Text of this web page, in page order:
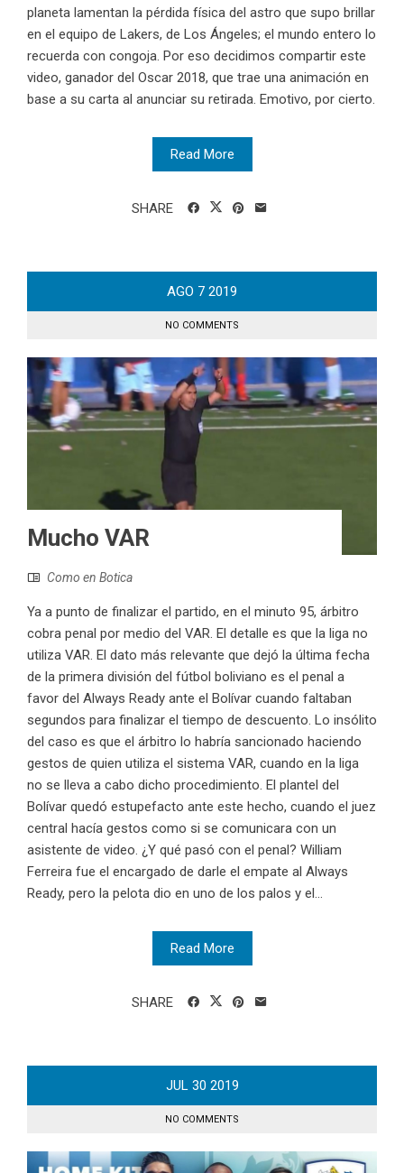
planeta lamentan la pérdida física del astro que supo brillar
en el equipo de Lakers, de Los Ángeles; el mundo entero lo
recuerda con congoja. Por eso decidimos compartir este
video, ganador del Oscar 2018, que trae una animación en
base a su carta al anunciar su retirada. Emotivo, por cierto.
Read More
SHARE
AGO 7 2019
NO COMMENTS
Mucho VAR
Como en Botica
Ya a punto de finalizar el partido, en el minuto 95, árbitro
cobra penal por medio del VAR. El detalle es que la liga no
utiliza VAR. El dato más relevante que dejó la última fecha
de la primera división del fútbol boliviano es el penal a
favor del Always Ready ante el Bolívar cuando faltaban
segundos para finalizar el tiempo de descuento. Lo insólito
del caso es que el árbitro lo habría sancionado haciendo
gestos de quien utiliza el sistema VAR, cuando en la liga
no se lleva a cabo dicho procedimiento. El plantel del
Bolívar quedó estupefacto ante este hecho, cuando el juez
central hacía gestos como si se comunicara con un
asistente de video. ¿Y qué pasó con el penal? William
Ferreira fue el encargado de darle el empate al Always
Ready, pero la pelota dio en uno de los palos y el...
Read More
SHARE
JUL 30 2019
NO COMMENTS